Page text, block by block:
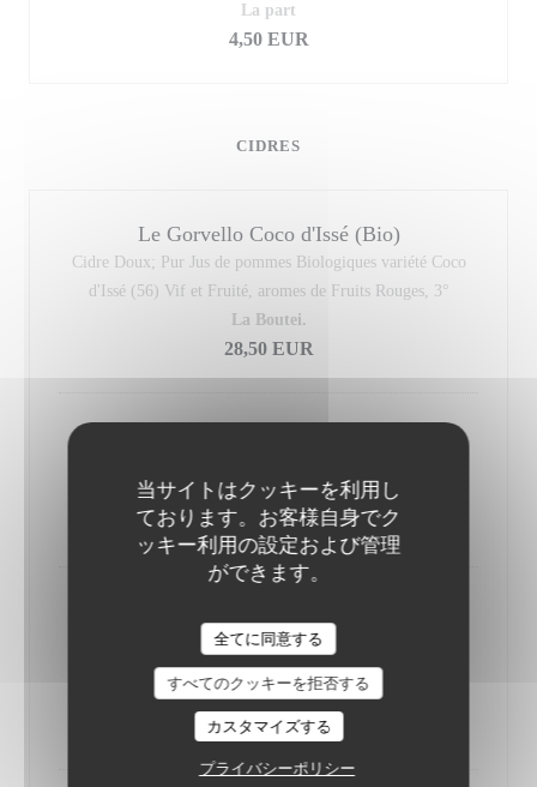
当サイトはクッキーを利用し
ております。お客様自身でク
ッキー利用の設定および管理
ができます。
全てに同意する
すべてのクッキーを拒否する
カスタマイズする
プライバシーポリシー
4,50 EUR
La part
CIDRES
Le Gorvello Coco d'Issé (Bio)
Cidre Doux; Pur Jus de pommes Biologiques variété Coco
d'Issé (56) Vif et Fruité, aromes de Fruits Rouges, 3°
28,50 EUR
La Boutei.
18,50 EUR
La Boutei.
Poiré de Bretagne Biologique (56), Attaque Souple, Fruité
intense et floral, 4°
30,00 EUR
La Boutei.